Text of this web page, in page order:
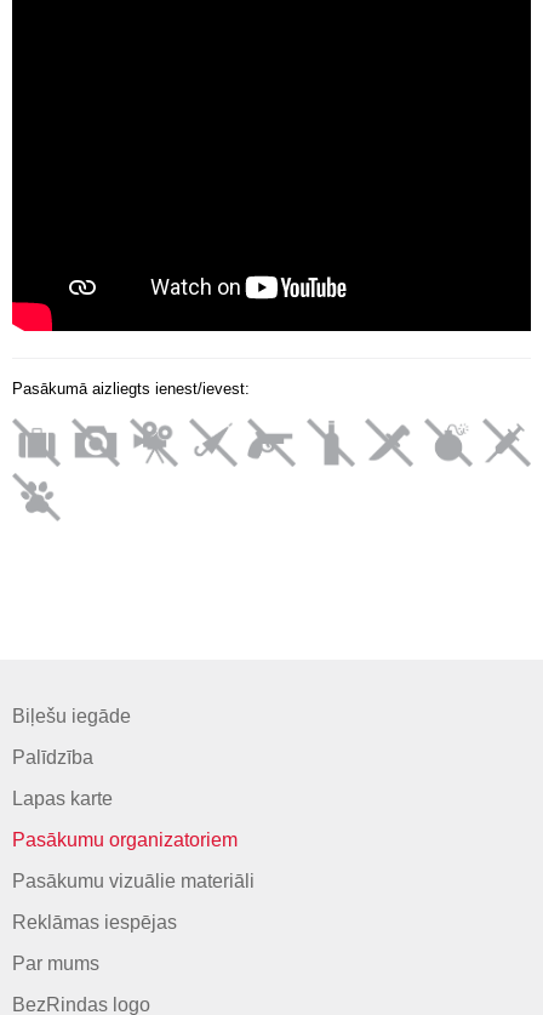
Pasākumā aizliegts ienest/ievest:
Biļešu iegāde
Palīdzība
Lapas karte
Pasākumu organizatoriem
Pasākumu vizuālie materiāli
Reklāmas iespējas
Par mums
BezRindas logo